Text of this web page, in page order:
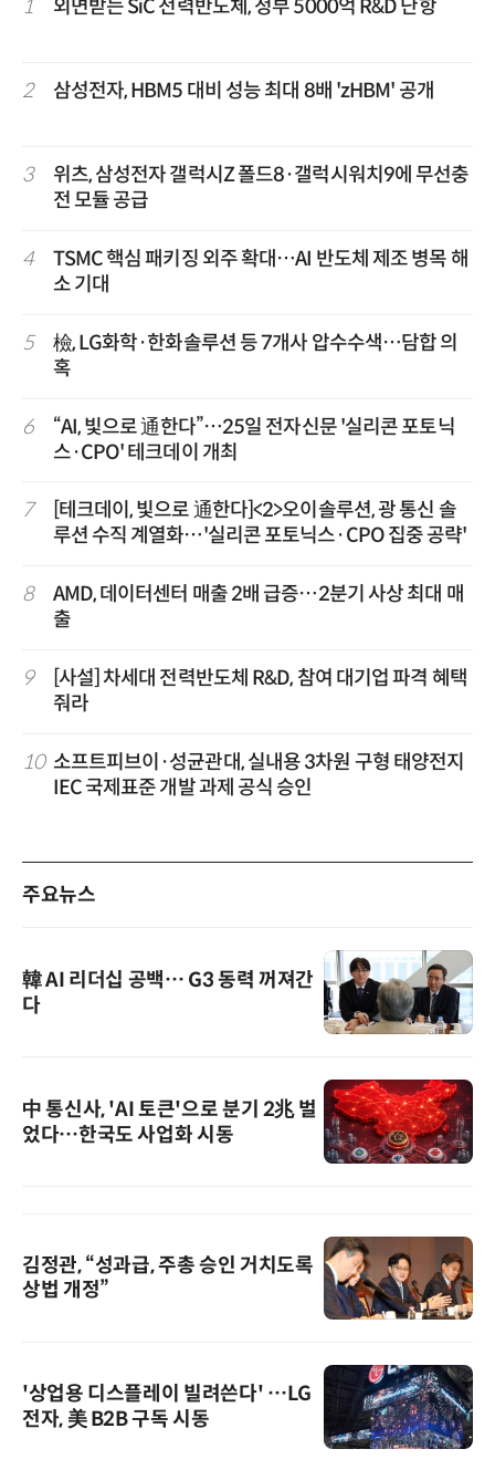
1 외면받는 SiC 전력반도체, 정부 5000억 R&D 난항
2 삼성전자, HBM5 대비 성능 최대 8배 'zHBM' 공개
3
위츠, 삼성전자 갤럭시Z 폴드8·갤럭시워치9에 무선충
전 모듈 공급
4
TSMC 핵심 패키징 외주 확대…AI 반도체 제조 병목 해
소 기대
5
檢, LG화학·한화솔루션 등 7개사 압수수색…담합 의
혹
6
“AI, 빛으로 通한다”…25일 전자신문 '실리콘 포토닉
스·CPO' 테크데이 개최
7
[테크데이, 빛으로 通한다]<2>오이솔루션, 광 통신 솔
루션 수직 계열화…'실리콘 포토닉스·CPO 집중 공략'
8
AMD, 데이터센터 매출 2배 급증…2분기 사상 최대 매
출
9
[사설] 차세대 전력반도체 R&D, 참여 대기업 파격 혜택
줘라
10 소프트피브이·성균관대, 실내용 3차원 구형 태양전지
IEC 국제표준 개발 과제 공식 승인
주요뉴스
韓 AI 리더십 공백… G3 동력 꺼져간
다
中 통신사, 'AI 토큰'으로 분기 2兆 벌
었다…한국도 사업화 시동
김정관, “성과급, 주총 승인 거치도록
상법 개정”
'상업용 디스플레이 빌려쓴다' …LG
전자, 美 B2B 구독 시동